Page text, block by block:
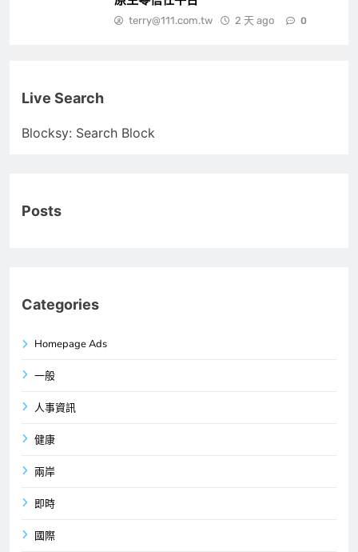
terry@111.com.tw 2 天 ago 0
Live Search
Blocksy: Search Block
Posts
Categories
Homepage Ads
一般
人事資訊
健康
兩岸
即時
國際